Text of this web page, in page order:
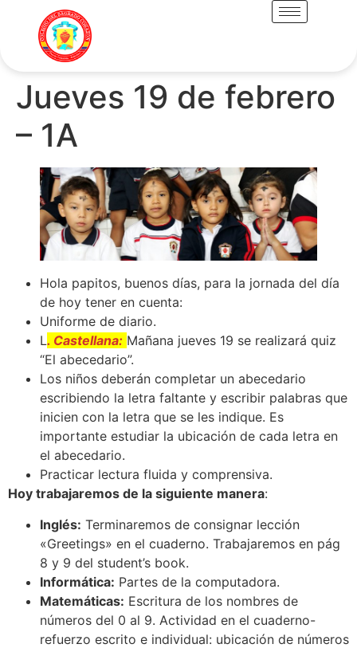
Jueves 19 de febrero
– 1A
Hola papitos, buenos días, para la jornada del día
de hoy tener en cuenta:
Uniforme de diario.
L. Castellana: Mañana jueves 19 se realizará quiz
“El abecedario”.
Los niños deberán completar un abecedario
escribiendo la letra faltante y escribir palabras que
inicien con la letra que se les indique. Es
importante estudiar la ubicación de cada letra en
el abecedario.
Practicar lectura fluida y comprensiva.
Hoy trabajaremos de la siguiente manera:
Inglés: Terminaremos de consignar lección
«Greetings» en el cuaderno. Trabajaremos en pág
8 y 9 del student’s book.
Informática: Partes de la computadora.
Matemáticas: Escritura de los nombres de
números del 0 al 9. Actividad en el cuaderno-
refuerzo escrito e individual: ubicación de números